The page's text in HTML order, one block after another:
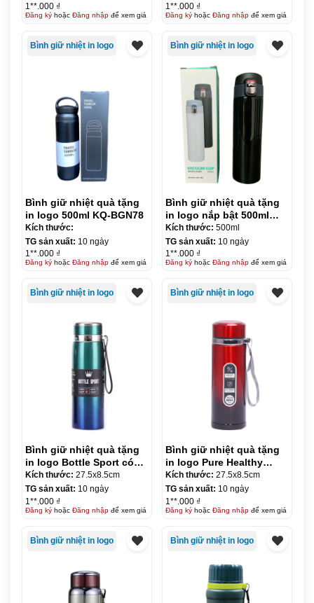
1**.000 ₫
Đăng kýhoặc Đăng nhậpđể xem giá
1**.000 ₫
Đăng kýhoặc Đăng nhậpđể xem giá
Bình giữ nhiệt in logo
Bình giữ nhiệt quà tặng
in logo 500ml KQ-BGN78
Kích thước:
TG sản xuất: 10 ngày
1**.000 ₫
Đăng kýhoặc Đăng nhậpđể xem giá
Bình giữ nhiệt in logo
Bình giữ nhiệt quà tặng
in logo nắp bật 500ml
KQ-BGN79
Kích thước: 500ml
TG sản xuất: 10 ngày
1**.000 ₫
Đăng kýhoặc Đăng nhậpđể xem giá
Bình giữ nhiệt in logo
Bình giữ nhiệt quà tặng
in logo Bottle Sport có
quai xách 1000ml KQ-
BGN80
Kích thước: 27.5x8.5cm
TG sản xuất: 10 ngày
1**.000 ₫
Đăng kýhoặc Đăng nhậpđể xem giá
Bình giữ nhiệt in logo
Bình giữ nhiệt quà tặng
in logo Pure Healthy
Happy 1000ml KQ-BGN81
Kích thước: 27.5x8.5cm
TG sản xuất: 10 ngày
1**.000 ₫
Đăng kýhoặc Đăng nhậpđể xem giá
Bình giữ nhiệt in logo Bình giữ nhiệt in logo